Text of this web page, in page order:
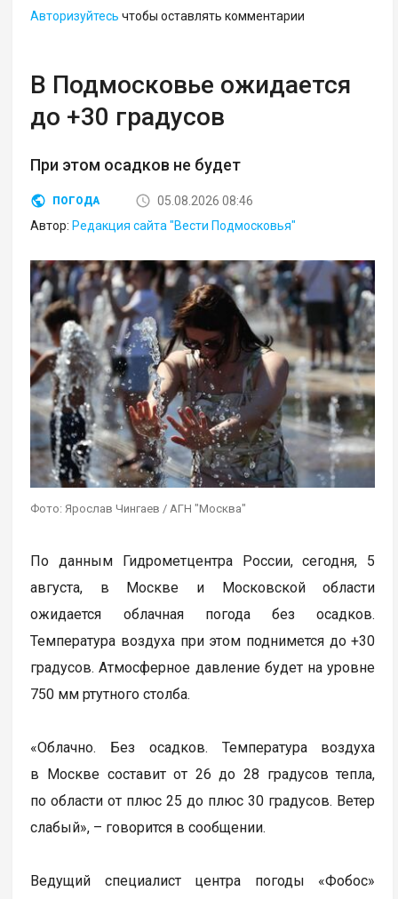
Авторизуйтесь чтобы оставлять комментарии
В Подмосковье ожидается
до +30 градусов
При этом осадков не будет
ПОГОДА
05.08.2026 08:46
Автор: Редакция сайта "Вести Подмосковья"
Фото: Ярослав Чингаев / АГН "Москва"
По данным Гидрометцентра России, сегодня, 5
августа, в Москве и Московской области
ожидается облачная погода без осадков.
Температура воздуха при этом поднимется до +30
градусов. Атмосферное давление будет на уровне
750 мм ртутного столба.
«Облачно. Без осадков. Температура воздуха
в Москве составит от 26 до 28 градусов тепла,
по области от плюс 25 до плюс 30 градусов. Ветер
слабый», – говорится в сообщении.
Ведущий специалист центра погоды «Фобос»